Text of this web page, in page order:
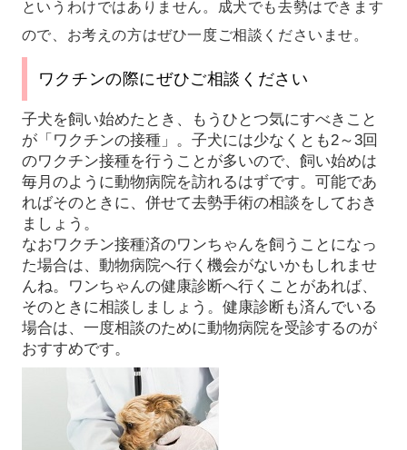
というわけではありません。成犬でも去勢はできます
ので、お考えの方はぜひ一度ご相談くださいませ。
ワクチンの際にぜひご相談ください
子犬を飼い始めたとき、もうひとつ気にすべきこと
が「ワクチンの接種」。子犬には少なくとも2～3回
のワクチン接種を行うことが多いので、飼い始めは
毎月のように動物病院を訪れるはずです。可能であ
ればそのときに、併せて去勢手術の相談をしておき
ましょう。
なおワクチン接種済のワンちゃんを飼うことになっ
た場合は、動物病院へ行く機会がないかもしれませ
んね。ワンちゃんの健康診断へ行くことがあれば、
そのときに相談しましょう。健康診断も済んでいる
場合は、一度相談のために動物病院を受診するのが
おすすめです。